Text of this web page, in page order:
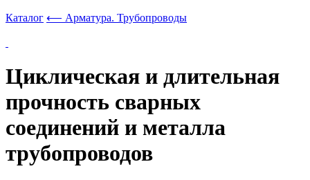
Каталог ⟵ Арматура. Трубопроводы
Циклическая и длительная
прочность сварных
соединений и металла
трубопроводов